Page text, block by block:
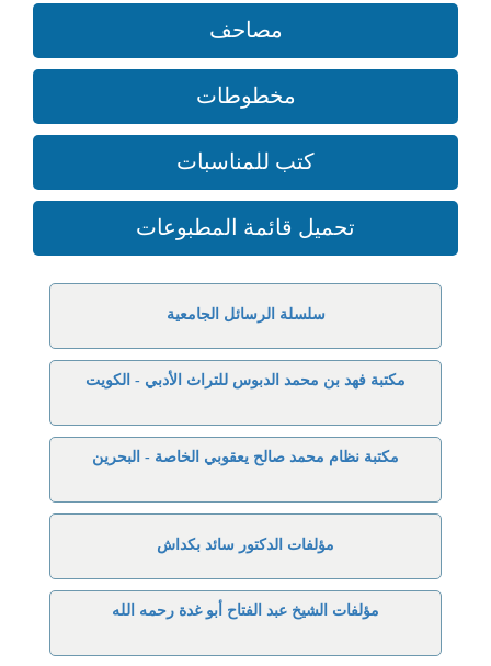
مصاحف
مخطوطات
كتب للمناسبات
تحميل قائمة المطبوعات
سلسلة الرسائل الجامعية
مكتبة فهد بن محمد الدبوس للتراث الأدبي - الكويت
مكتبة نظام محمد صالح يعقوبي الخاصة - البحرين
مؤلفات الدكتور سائد بكداش
مؤلفات الشيخ عبد الفتاح أبو غدة رحمه الله